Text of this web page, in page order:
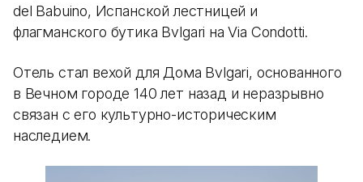
del Babuino, Испанской лестницей и
флагманского бутика Bvlgari на Via Condotti.
Отель стал вехой для Дома Bvlgari, основанного
в Вечном городе 140 лет назад и неразрывно
связан с его культурно-историческим
наследием.